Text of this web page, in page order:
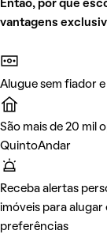
Então, por que
vantagens
Alugue sem fiador
São mais de 20 mil
QuintoAndar
Receba alertas
imóveis para alugar
preferências